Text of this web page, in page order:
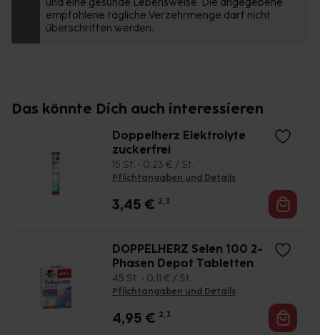
des Nervensystems. Vitamin D leistet wie
Magnesium einen Beitrag für den Erhalt der
normalen Muskelfunktion. Vitamine B1, B6 und
und eine gesunde Lebensweise. Die angegebene
empfohlene tägliche Verzehrmenge darf nicht
überschritten werden.
Das könnte Dich auch interessieren
Doppelherz Elektrolyte
zuckerfrei
15 St. • 0,23 € / St.
Pflichtangaben und Details
3,45 € 2, 3
DOPPELHERZ Selen 100 2-
Phasen Depot Tabletten
45 St. • 0,11 € / St.
Pflichtangaben und Details
4,95 € 2, 3